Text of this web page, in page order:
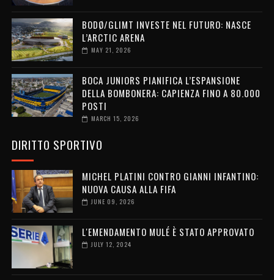
BODØ/GLIMT INVESTE NEL FUTURO: NASCE
L’ARCTIC ARENA
MAY 21, 2026
BOCA JUNIORS PIANIFICA L’ESPANSIONE
DELLA BOMBONERA: CAPIENZA FINO A 80.000
POSTI
MARCH 15, 2026
DIRITTO SPORTIVO
MICHEL PLATINI CONTRO GIANNI INFANTINO:
NUOVA CAUSA ALLA FIFA
JUNE 09, 2026
L'EMENDAMENTO MULÉ È STATO APPROVATO
JULY 12, 2024